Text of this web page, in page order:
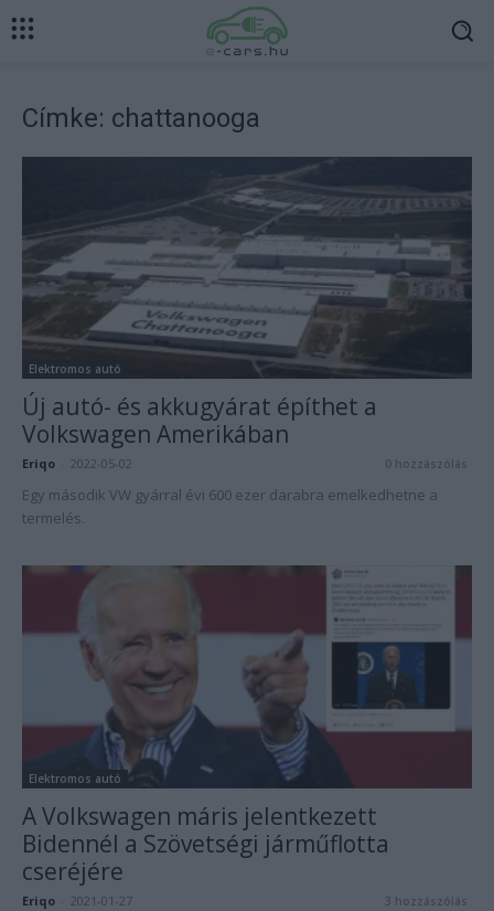
Címke: chattanooga
Elektromos autó
Új autó- és akkugyárat építhet a
Volkswagen Amerikában
Eriqo 2022-05-02 0 hozzászólás
Egy második VW gyárral évi 600 ezer darabra emelkedhetne a
termelés.
Elektromos autó
A Volkswagen máris jelentkezett
Bidennél a Szövetségi járműflotta
cseréjére
Eriqo 2021-01-27 3 hozzászólás